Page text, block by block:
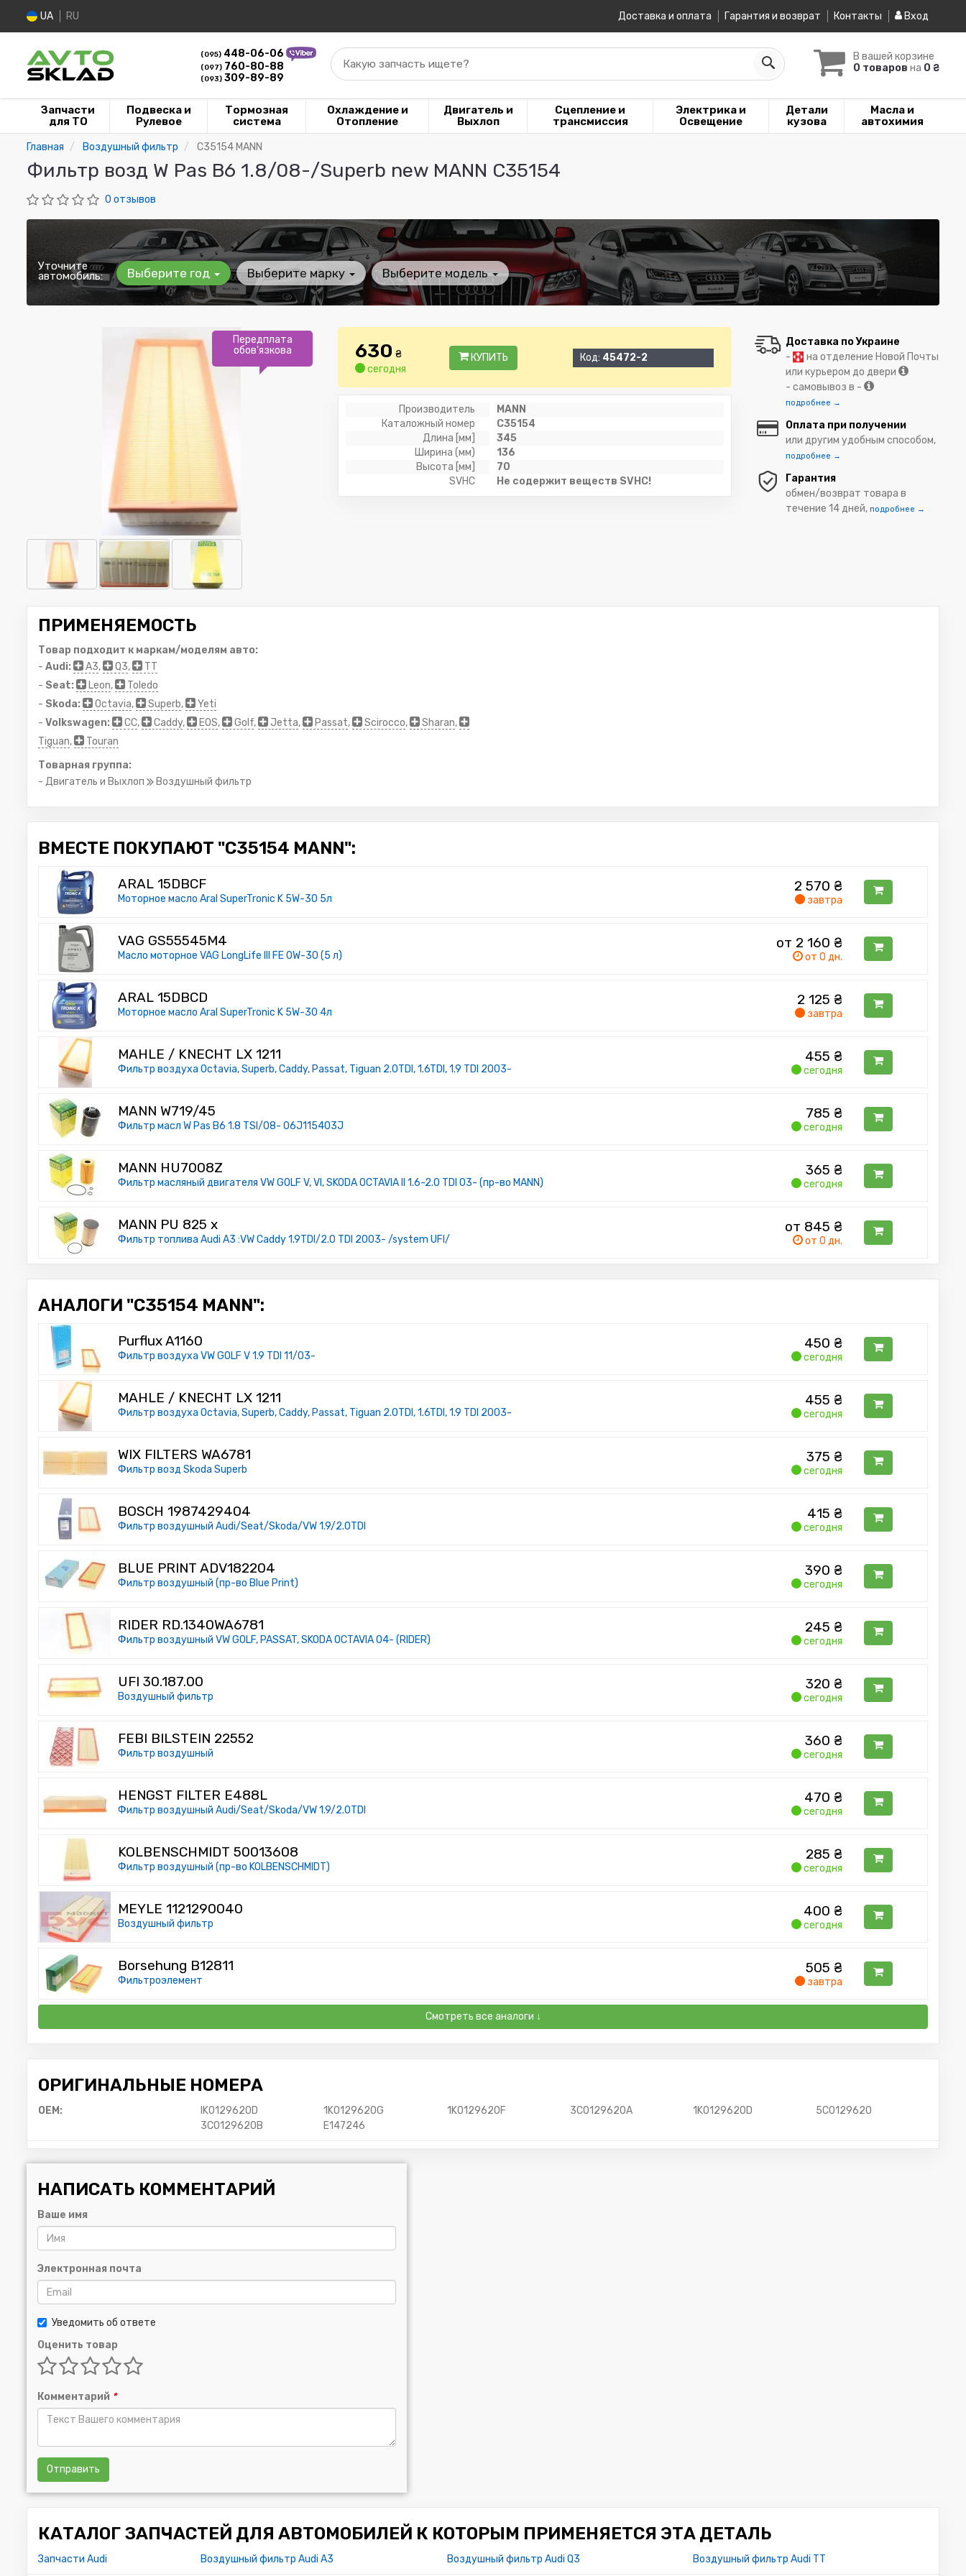
UA RU Доставка и оплата Гарантия и возврат Контакты Вход
(095) 448-06-06
(097) 760-80-88
(093) 309-89-89
В вашей корзине
0 товаров на 0 ₴
Какую запчасть ищете?
Запчасти
для ТО
Подвеска и
Рулевое
Тормозная
система
Охлаждение и
Отопление
Двигатель и
Выхлоп
Сцепление и
трансмиссия
Электрика и
Освещение
Детали
кузова
Масла и
автохимия
Главная Воздушный фильтр C35154 MANN
Фильтр возд W Pas B6 1.8/08-/Superb new MANN C35154
0 отзывов
Уточните
автомобиль: Выберите год Выберите марку Выберите модель
Передплата
обов'язкова
630 ₴
сегодня
КУПИТЬ Код: 45472-2
Производитель
MANN
Каталожный номер
C35154
Длина [мм]
345
Ширина (мм)
136
Высота [мм]
70
SVHC
Не содержит веществ SVHC!
Доставка по Украине
-
на отделение Новой Почты
или курьером до двери
- самовывоз в -
подробнее →
Оплата при получении
или другим удобным способом,
подробнее →
Гарантия
обмен/возврат товара в
течение 14 дней,подробнее →
ПРИМЕНЯЕМОСТЬ
Товар подходит к маркам/моделям авто:
- Audi: A3, Q3,
TT
- Seat: Leon,
Toledo
- Skoda: Octavia, Superb,
Yeti
- Volkswagen: CC, Caddy, EOS, Golf, Jetta, Passat, Scirocco, Sharan,
Tiguan,
Touran
Товарная группа:
- Двигатель и Выхлоп
Воздушный фильтр
ВМЕСТЕ ПОКУПАЮТ "C35154 MANN":
ARAL 15DBCF
Моторное масло Aral SuperTronic K 5W-30 5л
2 570 ₴
завтра
VAG GS55545M4
Масло моторное VAG LongLife III FE 0W-30 (5 л)
от 2 160 ₴
от 0 дн.
ARAL 15DBCD
Моторное масло Aral SuperTronic K 5W-30 4л
2 125 ₴
завтра
MAHLE / KNECHT LX 1211
Фильтр воздуха Octavia, Superb, Caddy, Passat, Tiguan 2.0TDI, 1.6TDI, 1.9 TDI 2003-
455 ₴
сегодня
MANN W719/45
Фильтр масл W Pas B6 1.8 TSI/08- 06J115403J
785 ₴
сегодня
MANN HU7008Z
Фильтр масляный двигателя VW GOLF V, VI, SKODA OCTAVIA II 1.6-2.0 TDI 03- (пр-во MANN)
365 ₴
сегодня
MANN PU 825 x
Фильтр топлива Audi A3 :VW Caddy 1.9TDI/2.0 TDI 2003- /system UFI/
от 845 ₴
от 0 дн.
АНАЛОГИ "C35154 MANN":
Purflux A1160
Фильтр воздуха VW GOLF V 1.9 TDI 11/03-
450 ₴
сегодня
MAHLE / KNECHT LX 1211
Фильтр воздуха Octavia, Superb, Caddy, Passat, Tiguan 2.0TDI, 1.6TDI, 1.9 TDI 2003-
455 ₴
сегодня
WIX FILTERS WA6781
Фильтр возд Skoda Superb
375 ₴
сегодня
BOSCH 1987429404
Фильтр воздушный Audi/Seat/Skoda/VW 1.9/2.0TDI
415 ₴
сегодня
BLUE PRINT ADV182204
Фильтр воздушный (пр-во Blue Print)
390 ₴
сегодня
RIDER RD.1340WA6781
Фильтр воздушный VW GOLF, PASSAT, SKODA OCTAVIA 04- (RIDER)
245 ₴
сегодня
UFI 30.187.00
Воздушный фильтр
320 ₴
сегодня
FEBI BILSTEIN 22552
Фильтр воздушный
360 ₴
сегодня
HENGST FILTER E488L
Фильтр воздушный Audi/Seat/Skoda/VW 1.9/2.0TDI
470 ₴
сегодня
KOLBENSCHMIDT 50013608
Фильтр воздушный (пр-во KOLBENSCHMIDT)
285 ₴
сегодня
MEYLE 1121290040
Воздушный фильтр
400 ₴
сегодня
Borsehung B12811
Фильтроэлемент
505 ₴
завтра
Смотреть все аналоги ↓
ОРИГИНАЛЬНЫЕ НОМЕРА
OEM: IK0129620D 1K0129620G 1K0129620F 3C0129620A 1K0129620D
5C0129620
3C0129620B
E147246
НАПИСАТЬ КОММЕНТАРИЙ
Ваше имя
Электронная почта
Уведомить об ответе
Оценить товар
Комментарий *
Отправить
КАТАЛОГ ЗАПЧАСТЕЙ ДЛЯ АВТОМОБИЛЕЙ К КОТОРЫМ ПРИМЕНЯЕТСЯ ЭТА ДЕТАЛЬ
Запчасти Audi Воздушный фильтр Audi A3 Воздушный фильтр Audi Q3 Воздушный фильтр Audi TT